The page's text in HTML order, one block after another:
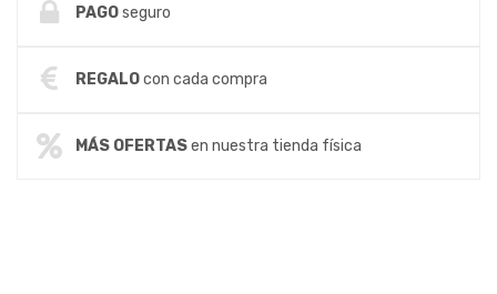
PAGOseguro
REGALOcon cada compra
MÁS OFERTASen nuestra tienda física